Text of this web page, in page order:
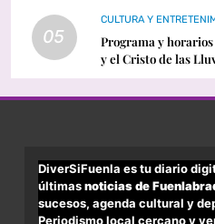
05
CULTURA Y
Programa y
y el Cristo de las
DiverSiFuenla es tu diario
últimasnoticias de
sucesos, agenda cultural y
Periodismo local cercano y